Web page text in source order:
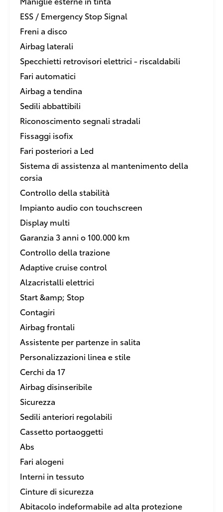
ESS / Emergency Stop Signal
Freni a disco
Airbag laterali
Specchietti retrovisori elettrici - riscaldabili
Fari automatici
Airbag a tendina
Sedili abbattibili
Riconoscimento segnali stradali
Fissaggi isofix
Fari posteriori a Led
Sistema di assistenza al mantenimento della
corsia
Controllo della stabilità
Impianto audio con touchscreen
Display multi
Garanzia 3 anni o 100.000 km
Controllo della trazione
Adaptive cruise control
Alzacristalli elettrici
Start &amp; Stop
Contagiri
Airbag frontali
Assistente per partenze in salita
Personalizzazioni linea e stile
Cerchi da 17
Airbag disinseribile
Sicurezza
Sedili anteriori regolabili
Cassetto portaoggetti
Abs
Fari alogeni
Interni in tessuto
Cinture di sicurezza
Abitacolo indeformabile ad alta protezione